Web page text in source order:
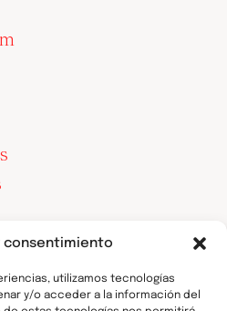
consentimiento
utilizamos tecnologías
y/o acceder a la información del